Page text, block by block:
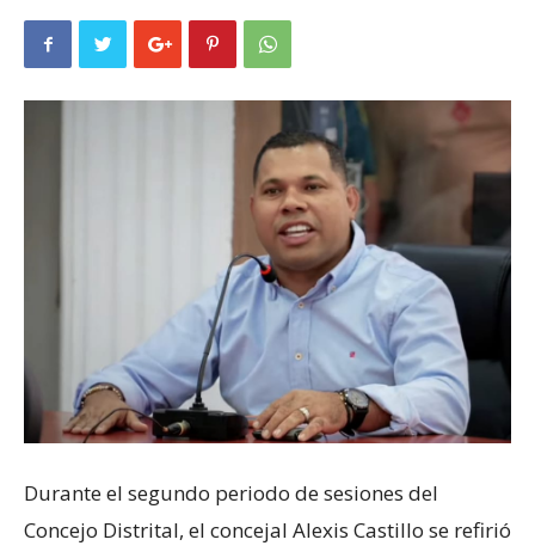
Durante el segundo periodo de sesiones del
Concejo Distrital, el concejal Alexis Castillo se refirió